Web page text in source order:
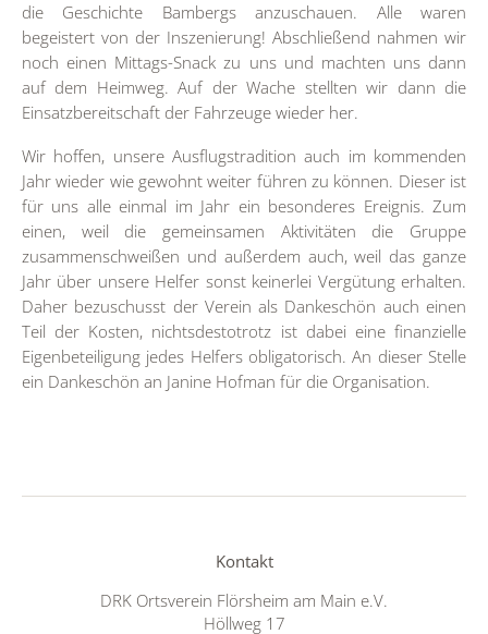
die Geschichte Bambergs anzuschauen. Alle waren
begeistert von der Inszenierung! Abschließend nahmen wir
noch einen Mittags-Snack zu uns und machten uns dann
auf dem Heimweg. Auf der Wache stellten wir dann die
Einsatzbereitschaft der Fahrzeuge wieder her.
Wir hoffen, unsere Ausflugstradition auch im kommenden
Jahr wieder wie gewohnt weiter führen zu können. Dieser ist
für uns alle einmal im Jahr ein besonderes Ereignis. Zum
einen, weil die gemeinsamen Aktivitäten die Gruppe
zusammenschweißen und außerdem auch, weil das ganze
Jahr über unsere Helfer sonst keinerlei Vergütung erhalten.
Daher bezuschusst der Verein als Dankeschön auch einen
Teil der Kosten, nichtsdestotrotz ist dabei eine finanzielle
Eigenbeteiligung jedes Helfers obligatorisch. An dieser Stelle
ein Dankeschön an Janine Hofman für die Organisation.
Kontakt
DRK Ortsverein Flörsheim am Main e.V.
Höllweg 17